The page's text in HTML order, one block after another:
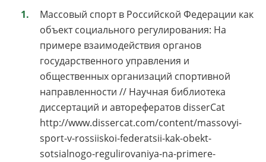
Массовый спорт в Российской Федерации как
объект социального регулирования: На
примере взаимодействия органов
государственного управления и
общественных организаций спортивной
направленности // Научная библиотека
диссертаций и авторефератов disserCat
http://www.dissercat.com/content/massovyi-
sport-v-rossiiskoi-federatsii-kak-obekt-
sotsialnogo-regulirovaniya-na-primere-